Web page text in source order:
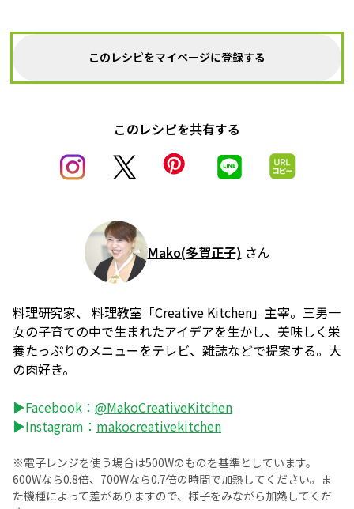
このレシピをマイページに登録する
このレシピを共有する
Mako(多賀正子) さん
料理研究家、 料理教室「Creative Kitchen」主宰。三男一
女の子育ての中で生まれたアイデアを生かし、美味しく栄
養たっぷりのメニューをテレビ、雑誌などで提案する。大
の肉好き。
▶Facebook： @MakoCreativeKitchen
▶Instagram： makocreativekitchen
※電子レンジを使う場合は500Wのものを基準としています。
600Wなら0.8倍、700Wなら0.7倍の時間で加熱してください。ま
た機種によって差がありますので、様子をみながら加熱してくだ